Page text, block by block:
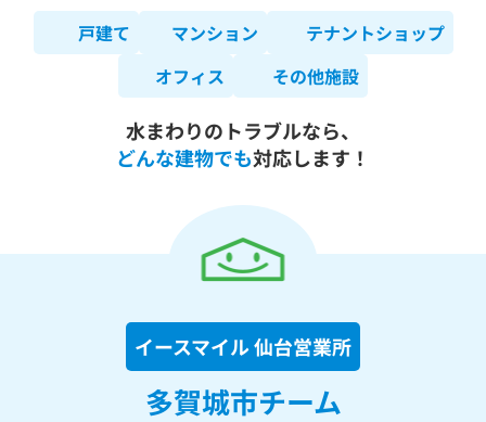
戸建て マンション
テナントショップ
オフィス
その他施設
水まわりのトラブルなら、
どんな建物でも対応します！
イースマイル 仙台営業所
多賀城市チーム